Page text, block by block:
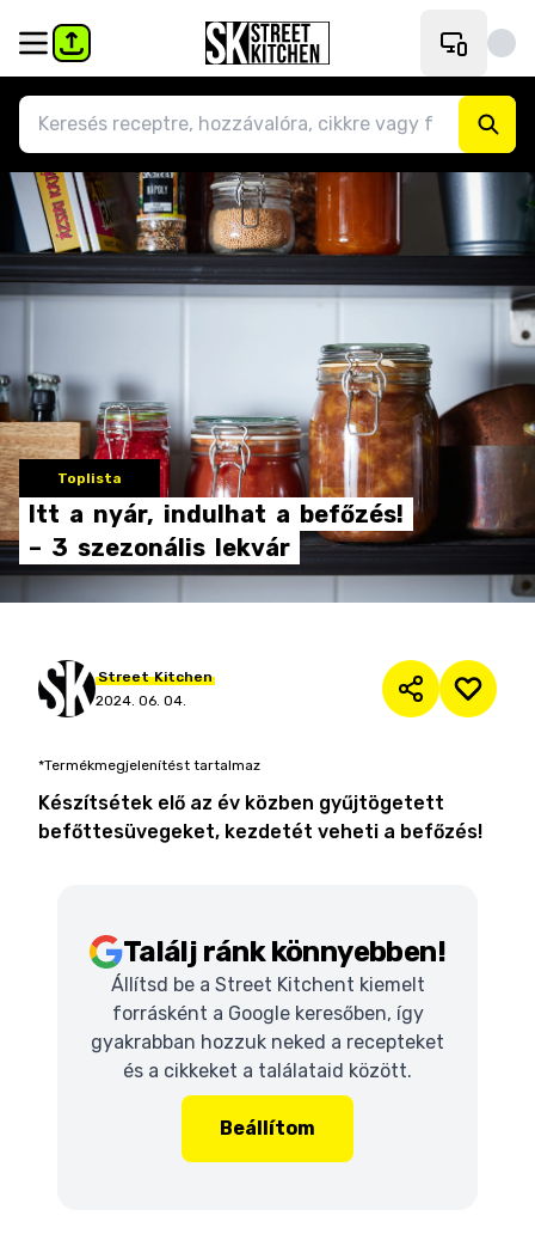
Toplista
Itt a nyár, indulhat a befőzés!
– 3 szezonális lekvár
Street Kitchen
2024. 06. 04.
*Termékmegjelenítést tartalmaz
Készítsétek elő az év közben gyűjtögetett
befőttesüvegeket, kezdetét veheti a befőzés!
Találj ránk könnyebben!
Állítsd be a Street Kitchent kiemelt
forrásként a Google keresőben, így
gyakrabban hozzuk neked a recepteket
és a cikkeket a találataid között.
Beállítom